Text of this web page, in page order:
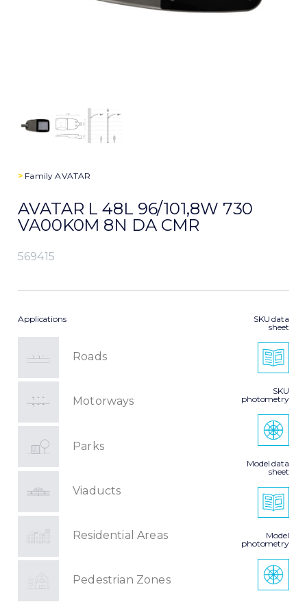
> FamilyAVATAR
AVATAR L 48L 96/101,8W 730
VA00K0M 8N DA CMR
569415
Applications
Roads
Motorways
Parks
Viaducts
Residential Areas
Pedestrian Zones
SKU data
sheet
SKU
photometry
Model data
sheet
Model
photometry